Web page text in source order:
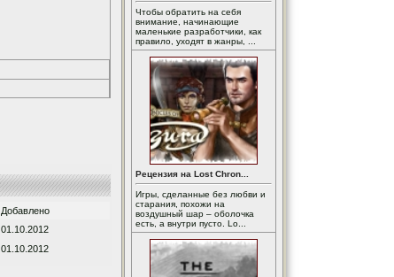
Добавлено
01.10.2012
01.10.2012
Чтобы обратить на себя
внимание, начинающие
маленькие разработчики, как
правило, уходят в жанры, ...
Рецензия на Lost Chron...
Игры, сделанные без любви и
старания, похожи на
воздушный шар – оболочка
есть, а внутри пусто. Lo...